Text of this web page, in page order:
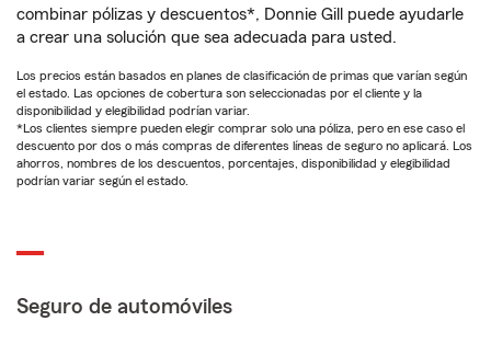
combinar pólizas y descuentos*, Donnie Gill puede ayudarle
a crear una solución que sea adecuada para usted.
Los precios están basados en planes de clasificación de primas que varían según
el estado. Las opciones de cobertura son seleccionadas por el cliente y la
disponibilidad y elegibilidad podrían variar.
*Los clientes siempre pueden elegir comprar solo una póliza, pero en ese caso el
descuento por dos o más compras de diferentes líneas de seguro no aplicará. Los
ahorros, nombres de los descuentos, porcentajes, disponibilidad y elegibilidad
podrían variar según el estado.
Seguro de automóviles